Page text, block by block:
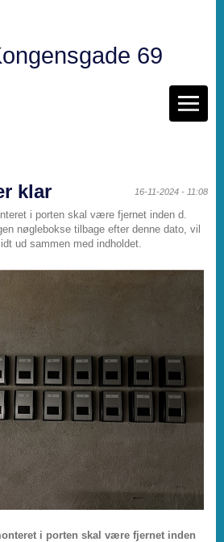
69
klar 16-11-2024 - 11:08
i porten skal være fjernet inden d.
nøglebokse tilbage efter denne dato, vil
ud sammen med indholdet.
i porten skal være fjernet inden